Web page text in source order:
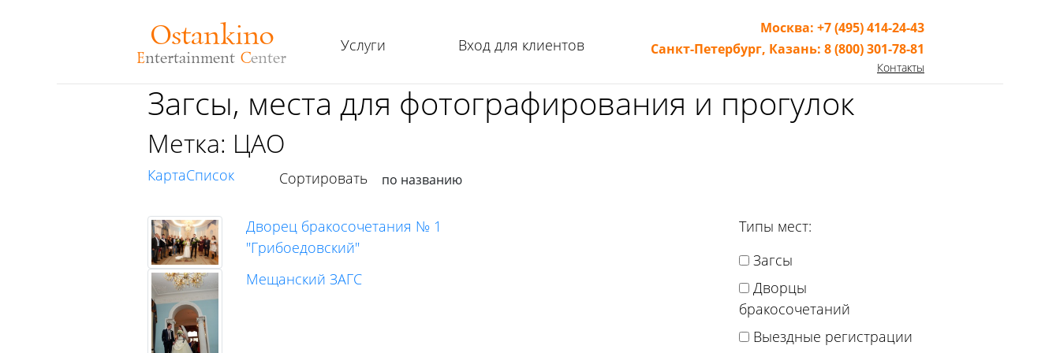
Ostankino
Entertainment Center
Услуги Вход для клиентов
Москва: +7 (495) 414-24-43
Санкт-Петербург, Казань: 8 (800) 301-78-81
Контакты
Загсы, места для фотографирования и прогулок
Метка: ЦАО
КартаСписок Сортировать по названию
Дворец бракосочетания № 1
"Грибоедовский"
Мещанский ЗАГС
Типы мест:
Загсы
Дворцы
бракосочетаний
Выездные регистрации